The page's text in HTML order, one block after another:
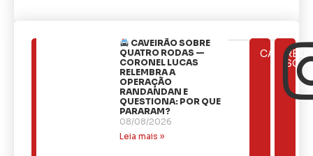
CAVEIRÃO SOBRE
QUATRO RODAS —
CORONEL LUCAS
RELEMBRA A
OPERAÇÃO
RANDANDAN E
QUESTIONA: POR QUE
PARARAM?
08/08/2026
Leia mais »